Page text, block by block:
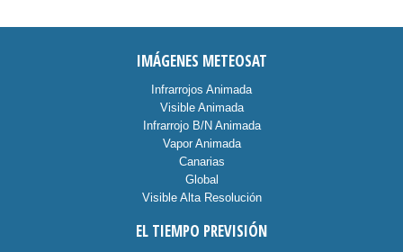
IMÁGENES METEOSAT
Infrarrojos Animada
Visible Animada
Infrarrojo B/N Animada
Vapor Animada
Canarias
Global
Visible Alta Resolución
EL TIEMPO PREVISIÓN